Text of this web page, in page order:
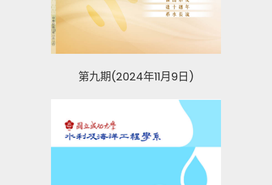
第九期(2024年11月9日)